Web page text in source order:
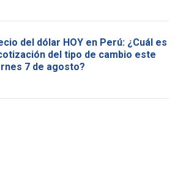
del dólar HOY en Perú: ¿Cuál es
del tipo de cambio este
7 de agosto?